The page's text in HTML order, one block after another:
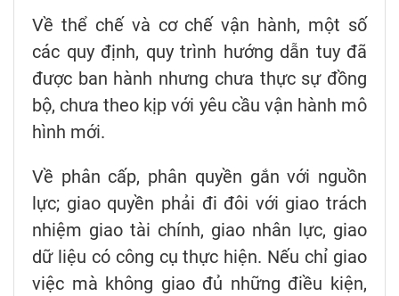
Về thể chế và cơ chế vận hành, một số
các quy định, quy trình hướng dẫn tuy đã
được ban hành nhưng chưa thực sự đồng
bộ, chưa theo kịp với yêu cầu vận hành mô
hình mới.
Về phân cấp, phân quyền gắn với nguồn
lực; giao quyền phải đi đôi với giao trách
nhiệm giao tài chính, giao nhân lực, giao
dữ liệu có công cụ thực hiện. Nếu chỉ giao
việc mà không giao đủ những điều kiện,